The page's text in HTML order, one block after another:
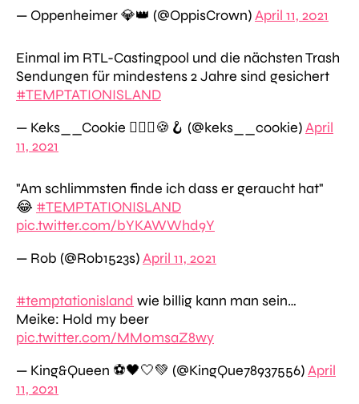
— Oppenheimer 💎👑 (@OppisCrown)April 11, 2021
Einmal im RTL-Castingpool und die nächsten Trash
Sendungen für mindestens 2 Jahre sind gesichert
#TEMPTATIONISLAND
— Keks__Cookie 👱🏼‍♀️🍪🪝 (@keks__cookie)April
11, 2021
"Am schlimmsten finde ich dass er geraucht hat"
😂 #TEMPTATIONISLAND
pic.twitter.com/bYKAWWhd9Y
— Rob (@Rob1523s)April 11, 2021
#temptationisland wie billig kann man sein…
Meike: Hold my beer
pic.twitter.com/MM0msaZ8wy
— King&Queen ⚽️🖤🤍💚 (@KingQue78937556)April
11, 2021